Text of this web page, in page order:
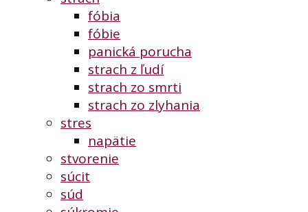
fóbia
fóbie
panická porucha
strach z ľudí
strach zo smrti
strach zo zlyhania
stres
napätie
stvorenie
súcit
súd